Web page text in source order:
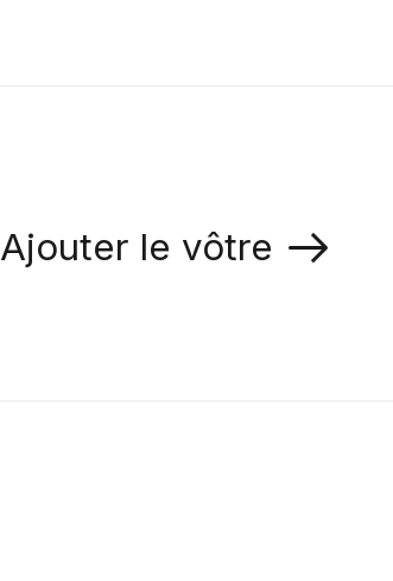
Ajouter le vôtre